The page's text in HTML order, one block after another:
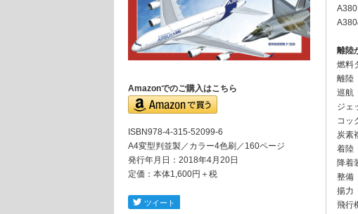
Amazonでのご購入はこちら
ISBN978-4-315-52099-6
A4変型判並製／カラー4色刷／160ページ
発行年月日：2018年4月20日
定価：本体1,600円＋税
A380
離陸
燃料
離陸
巡航
ジェ
コッ
炭素
着陸
降着
整備
揚力
飛行